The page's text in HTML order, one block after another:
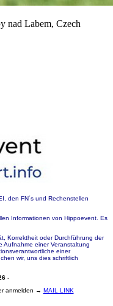
den FN´s und Rechenstellen
Informationen von Hippoevent. Es
Korrektheit oder Durchführung der
Aufnahme einer Veranstaltung
einer
wir, uns dies schriftlich
-
anmelden → MAIL LINK